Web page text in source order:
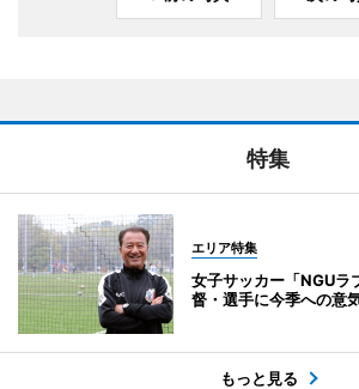
特集
エリア特集
女子サッカー「NGU
督・選手に今季への意
もっと見る